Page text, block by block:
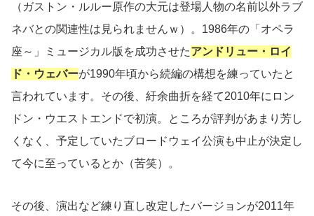
（ガストン・ルルー原作の大元は登場人物の名前以外ラブ
ネバとの関連性は見られませんｗ）。1986年の「オペラ
座～」ミュージカル版を成功させたアンドリュー・ロイ
ド・ウェバーが1990年頃から続編の構想を練っていたと
言われています。その後、紆余曲折を経て2010年にロン
ドン・ウエストエンドで初演。ところが評判があまり芳し
くなく、予定していたブロードウェイ公演も中止が決定し
て今に至っているとか（苦笑）。
その後、演出など練り直し改定したバージョンが2011年